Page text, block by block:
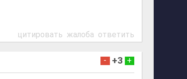
цитировать жалоба ответить
- +3 +